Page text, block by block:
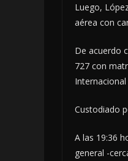
Luego,
aérea con
De acuerdo
727 con
Custodiado
A las 19:36
general -